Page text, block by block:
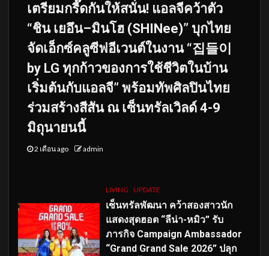
เตรียมกรี๊ดกันให้สนั่น! แอลจีคว้าตัว
“ชิน เยอึน–มินโฮ (SHINee)” บุกไทย
จัดเอ็กซ์คลูซีฟอีเวนต์ในงาน “집들이
by LG ทุกก้าวของการใช้ชีวิตในบ้าน
เริ่มต้นกับแอลจี” พร้อมทัพศิลปินไทย
ร่วมสร้างสีสัน ณ เซ็นทรัลเวิลด์ 4-9
มิถุนายนนี้
2 เดือน ago admin
LIVING UPDATE
เซ็นทรัลพัฒนา คว้าสองสาวนัก
แสดงสุดฮอต “ลีน่า-หมิว” รับ
ภารกิจ Campaign Ambassador
“Grand Grand Sale 2026” ปลุก